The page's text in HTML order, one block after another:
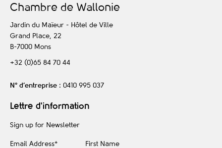
Chambre de Wallonie
Jardin du Maïeur - Hôtel de Ville
Grand Place, 22
B-7000 Mons
+32 (0)65 84 70 44
N° d’entreprise : 0410 995 037
Lettre d'information
Sign up for Newsletter
Email Address* First Name